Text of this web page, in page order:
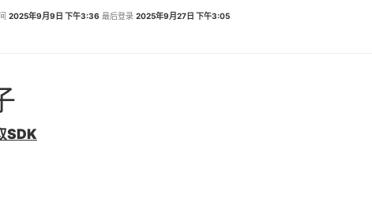
2025年9月9日 下午3:36 最后登录 2025年9月27日 下午3:05
SDK